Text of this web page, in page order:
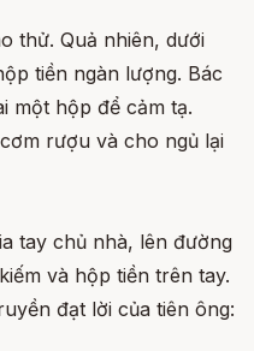
thử. Quả nhiên, dưới
tiền ngàn lượng. Bác
một hộp để cảm tạ.
rượu và cho ngủ lại
tay chủ nhà, lên đường
và hộp tiền trên tay.
đạt lời của tiên ông: